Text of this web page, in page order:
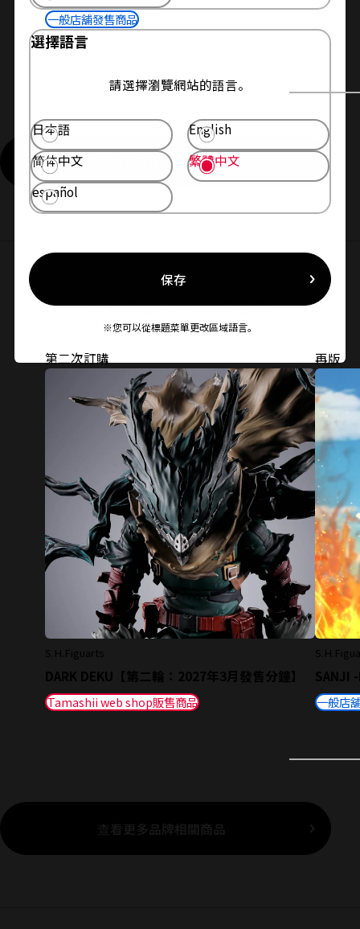
一般店舖發售商品
查看更多同作品的相關商品
S.H.Figuarts品牌商品
第二次訂購
S.H.Figuarts
DARK DEKU【第二輪：2027年3月發售分鐘】
Tamashii web shop販售商品
再版
SANJI
一般店
查看更多品牌相關商品
選擇語言
請選擇瀏覽網站的語言。
日本語
English
简体中文
繁體中文
español
保存
※您可以從標題菜單更改區域語言。